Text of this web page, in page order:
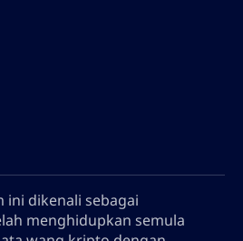
ini dikenali sebagai
menghidupkan semula